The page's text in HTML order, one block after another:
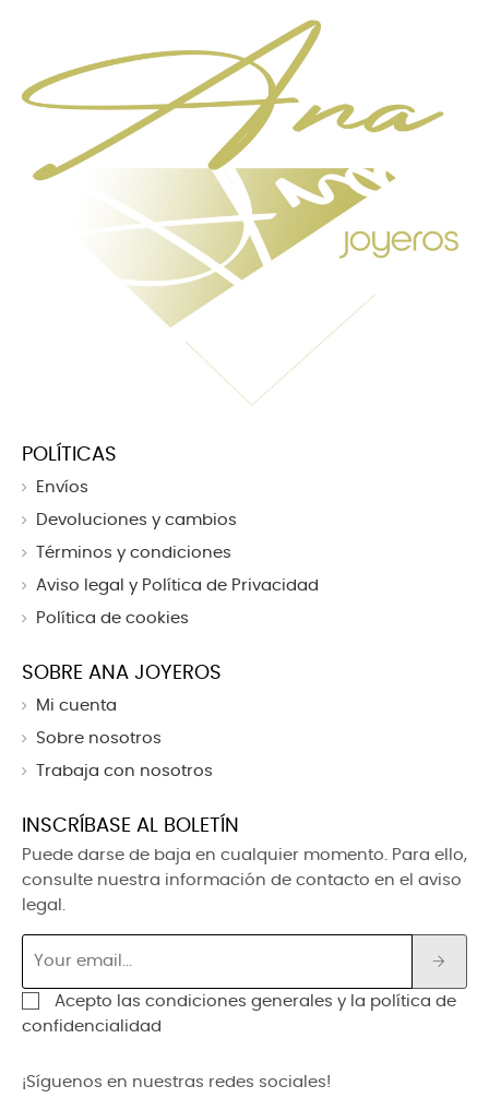
POLÍTICAS
Envíos
Devoluciones y cambios
Términos y condiciones
Aviso legal y Política de Privacidad
Política de cookies
SOBRE ANA JOYEROS
Mi cuenta
Sobre nosotros
Trabaja con nosotros
INSCRÍBASE AL BOLETÍN
Puede darse de baja en cualquier momento. Para ello,
consulte nuestra información de contacto en el aviso
legal.
Acepto las condiciones generales y la política de
confidencialidad
¡Síguenos en nuestras redes sociales!